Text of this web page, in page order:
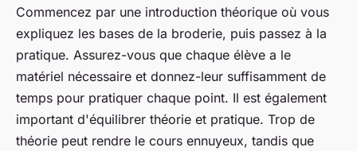
Commencez par une introduction théorique où vous
expliquez les bases de la broderie, puis passez à la
pratique. Assurez-vous que chaque élève a le
matériel nécessaire et donnez-leur suffisamment de
temps pour pratiquer chaque point. Il est également
important d'équilibrer théorie et pratique. Trop de
théorie peut rendre le cours ennuyeux, tandis que